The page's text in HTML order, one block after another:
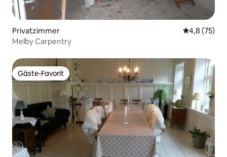
Privatzimmer
4,8 (75)
Melby Carpentry
Gäste-Favorit
Gäste-Favorit